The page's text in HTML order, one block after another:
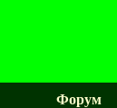
Форум